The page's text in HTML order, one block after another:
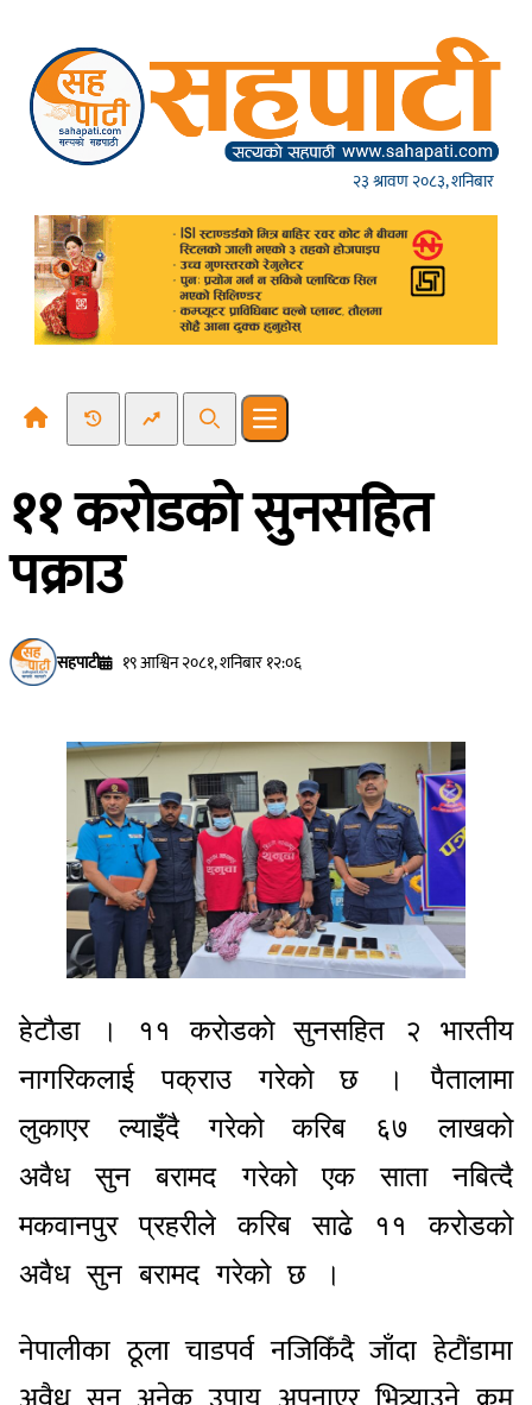
२३ श्रावण २०८३, शनिबार
Recent NewsTrending News
SearchOpen main menu
११ कराेडकाे सुनसहित
पक्राउ
सहपाटी १९ आश्विन २०८१, शनिबार १२:०६
हेटाैडा । ११ कराेडकाे सुनसहित २ भारतीय
नागरिकलाई पक्राउ गरेकाे छ ।पैतालामा
लुकाएर ल्याइँदै गरेको करिब ६७ लाखको
अवैध सुन बरामद गरेको एक साता नबित्दै
मकवानपुर प्रहरीले करिब साढे ११ करोडको
अवैध सुन बरामद गरेको छ ।
नेपालीका ठूला चाडपर्व नजिकिँदै जाँदा हेटौंडामा